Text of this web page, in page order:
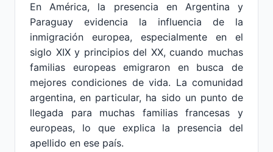
En América, la presencia en Argentina y
Paraguay evidencia la influencia de la
inmigración europea, especialmente en el
siglo XIX y principios del XX, cuando muchas
familias europeas emigraron en busca de
mejores condiciones de vida. La comunidad
argentina, en particular, ha sido un punto de
llegada para muchas familias francesas y
europeas, lo que explica la presencia del
apellido en ese país.